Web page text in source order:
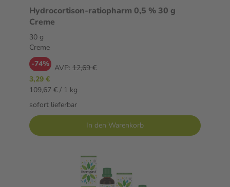
Hydrocortison-ratiopharm 0,5 % 30 g
Creme
30 g
Creme
-74% AVP: 12,69 €
3,29 €
109,67 € / 1 kg
sofort lieferbar
In den Warenkorb